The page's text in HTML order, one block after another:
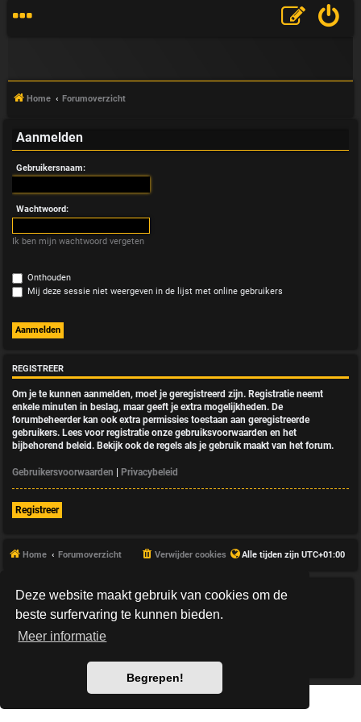
Deze website maakt gebruik van cookies om de
beste surfervaring te kunnen bieden.
Meer informatie
Begrepen!
V
&
A
Home Forumoverzicht
Aanmelden
Gebruikersnaam:
Wachtwoord:
Ik ben mijn wachtwoord vergeten
Onthouden
Mij deze sessie niet weergeven in de lijst met online gebruikers
REGISTREER
Om je te kunnen aanmelden, moet je geregistreerd zijn. Registratie neemt
enkele minuten in beslag, maar geeft je extra mogelijkheden. De
forumbeheerder kan ook extra permissies toestaan aan geregistreerde
gebruikers. Lees voor registratie onze gebruiksvoorwaarden en het
bijbehorend beleid. Bekijk ook de regels als je gebruik maakt van het forum.
Gebruikersvoorwaarden | Privacybeleid
Registreer
Home Forumoverzicht Alle tijden zijn UTC+01:00
Verwijder cookies
*HexagonReborn style byMannixMD
Style Version: 3.2.10
Powered by
Privacy|Gebruikersvoorwaarden